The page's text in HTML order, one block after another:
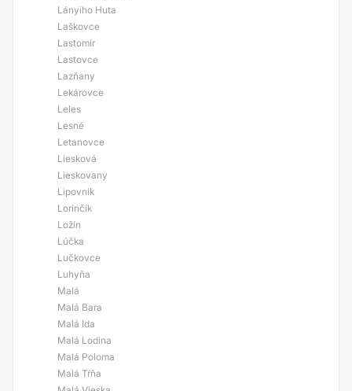
Lányiho Huta
Laškovce
Lastomír
Lastovce
Lazňany
Lekárovce
Leles
Lesné
Letanovce
Liesková
Lieskovany
Lipovník
Lorinčík
Ložín
Lúčka
Lučkovce
Luhyňa
Malá
Malá Bara
Malá Ida
Malá Lodina
Malá Poloma
Malá Tŕňa